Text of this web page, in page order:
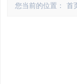
您当前的位置： 首